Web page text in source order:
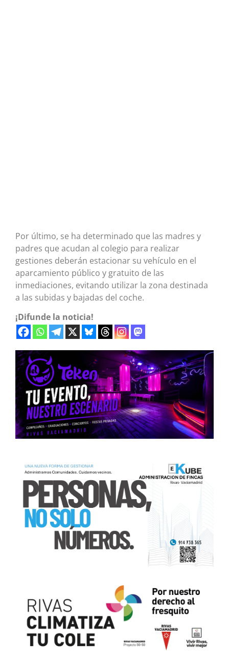
Por último, se ha determinado que las madres y
padres que acudan al colegio para realizar
gestiones deberán estacionar su vehículo en el
aparcamiento público y gratuito de las
inmediaciones, evitando utilizar la zona destinada
a las subidas y bajadas del coche.
¡Difunde la noticia!